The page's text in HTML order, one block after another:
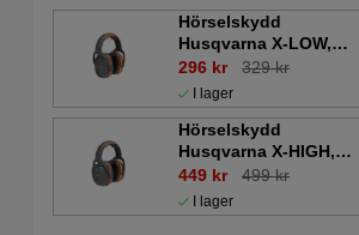
Hörselskydd
Husqvarna X-LOW,
hjässbygel
296 kr 329 kr
I lager
Hörselskydd
Husqvarna X-HIGH,
hjässbygel
449 kr 499 kr
I lager